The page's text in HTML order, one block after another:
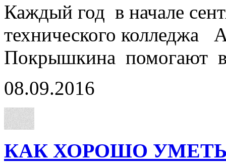
Каждый год в начале
технического колледжа
Покрышкина помогают
08.09.2016
КАК ХОРОШО